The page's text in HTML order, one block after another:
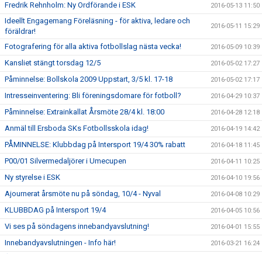
Fredrik Rehnholm: Ny Ordförande i ESK 2016-05-13 11:50
Ideellt Engagemang Föreläsning - för aktiva, ledare och
föräldrar!
2016-05-11 15:29
Fotografering för alla aktiva fotbollslag nästa vecka! 2016-05-09 10:39
Kansliet stängt torsdag 12/5 2016-05-02 17:27
Påminnelse: Bollskola 2009 Uppstart, 3/5 kl. 17-18 2016-05-02 17:17
Intresseinventering: Bli föreningsdomare för fotboll? 2016-04-29 10:37
Påminnelse: Extrainkallat Årsmöte 28/4 kl. 18:00 2016-04-28 12:18
Anmäl till Ersboda SKs Fotbollsskola idag! 2016-04-19 14:42
PÅMINNELSE: Klubbdag på Intersport 19/4 30% rabatt 2016-04-18 11:45
P00/01 Silvermedaljörer i Umecupen 2016-04-11 10:25
Ny styrelse i ESK 2016-04-10 19:56
Ajournerat årsmöte nu på söndag, 10/4 - Nyval 2016-04-08 10:29
KLUBBDAG på Intersport 19/4 2016-04-05 10:56
Vi ses på söndagens innebandyavslutning! 2016-04-01 15:55
Innebandyavslutningen - Info här! 2016-03-21 16:24